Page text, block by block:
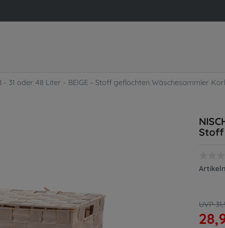
- 31 oder 48 Liter - BEIGE - Stoff geflochten Wäschesammler
Stoff
UVP